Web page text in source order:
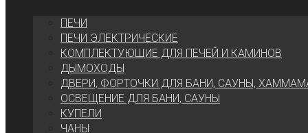
ПЕЧИ
ПЕЧИ ЭЛЕКТРИЧЕСКИЕ
КОМПЛЕКТУЮЩИЕ ДЛЯ ПЕЧЕЙ И КАМИНОВ
ДЫМОХОДЫ
ДВЕРИ, ФОРТОЧКИ ДЛЯ БАНИ, САУНЫ,
ОСВЕЩЕНИЕ ДЛЯ БАНИ, САУНЫ
КУПЕЛИ
ЧАНЫ